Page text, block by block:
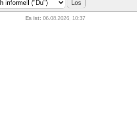
Es ist: 06.08.2026, 10:37